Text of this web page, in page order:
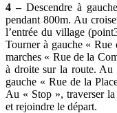
4 –Descendre à
pendant 800m. Au
l’entrée du village
Tourner à gauche « Rue
marches « Rue de la
à droite sur la route. Au
gauche « Rue de la
Au « Stop », traverser
et rejoindre le départ.